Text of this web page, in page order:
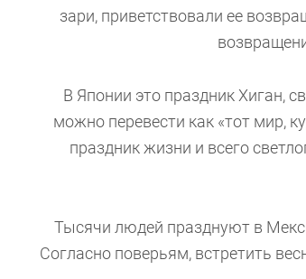
зари, приветствовали ее
В Японии это праздник Хиган,
можно перевести как «тот мир,
праздник жизни и всего
Тысячи людей празднуют в
Согласно поверьям, встретить